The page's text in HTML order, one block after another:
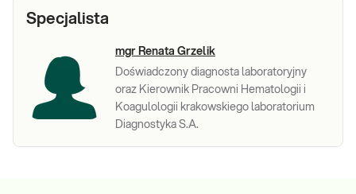
Specjalista
mgr Renata Grzelik
Doświadczony diagnosta laboratoryjny
oraz Kierownik Pracowni Hematologii i
Koagulologii krakowskiego laboratorium
Diagnostyka S.A.